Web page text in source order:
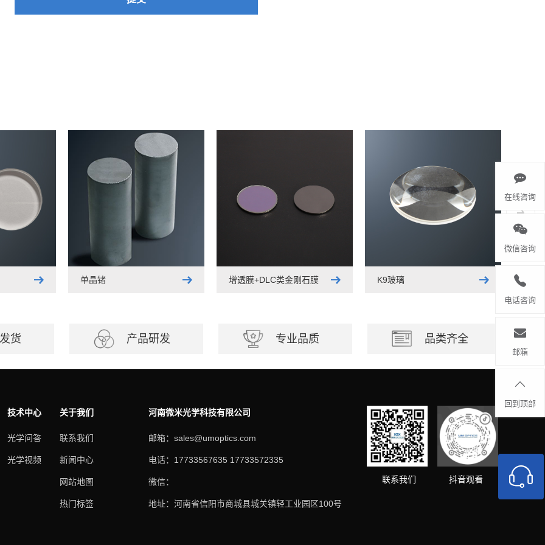
单晶锗 增透膜+DLC类金刚石膜 K9玻璃
货 产品研发 专业品质 品类齐全
技术中心
光学问答
光学视频
关于我们
联系我们
新闻中心
网站地图
热门标签
河南微米光学科技有限公司
邮箱：sales@umoptics.com
电话：17733567635 17733572335
微信：
地址：河南省信阳市商城县城关镇轻工业园区100号
联系我们 抖音观看
在线咨询
微信咨询
电话咨询
邮箱
回到顶部